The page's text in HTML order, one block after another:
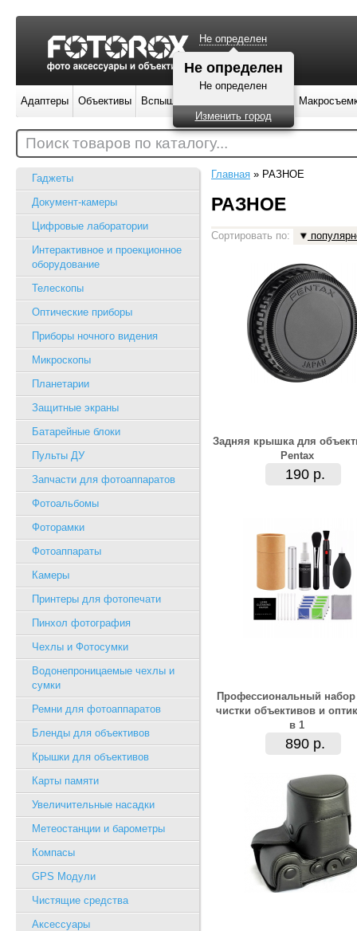
Гаджеты
Документ-камеры
Цифровые лаборатории
Интерактивное и проекционное
оборудование
Телескопы
Оптические приборы
Приборы ночного видения
Микроскопы
Планетарии
Защитные экраны
Батарейные блоки
Пульты ДУ
Запчасти для фотоаппаратов
Фотоальбомы
Фоторамки
Фотоаппараты
Камеры
Принтеры для фотопечати
Пинхол фотография
Чехлы и Фотосумки
Водонепроницаемые чехлы и
сумки
Ремни для фотоаппаратов
Бленды для объективов
Крышки для объективов
Карты памяти
Увеличительные насадки
Метеостанции и барометры
Компасы
GPS Модули
Чистящие средства
Аксессуары
Главная » РАЗНОЕ
РАЗНОЕ
Сортировать по:
Задняя крышка для
Pentax
190 р.
Профессиональный
чистки объективов и
в 1
890 р.
Не определен
Не определен
Не определен
Изменить город
Адаптеры Объективы Вспышки
Поиск товаров по каталогу...